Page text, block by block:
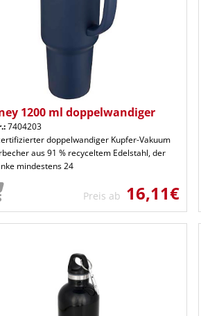
1200 ml doppelwandiger
7404203
doppelwandiger Kupfer-Vakuum
aus 91 % recyceltem Edelstahl, der
mindestens 24
Preis ab 16,11€